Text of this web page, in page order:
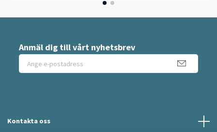
Anmäl dig till vårt nyhetsbrev
Kontakta oss